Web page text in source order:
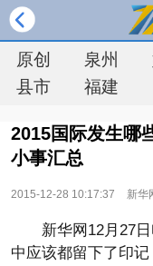
原创 泉州
县市
福建
2015国际发生哪
小事汇总
2015-12-28 10:17:37 新华
新华网12月27
中应该都留下了印